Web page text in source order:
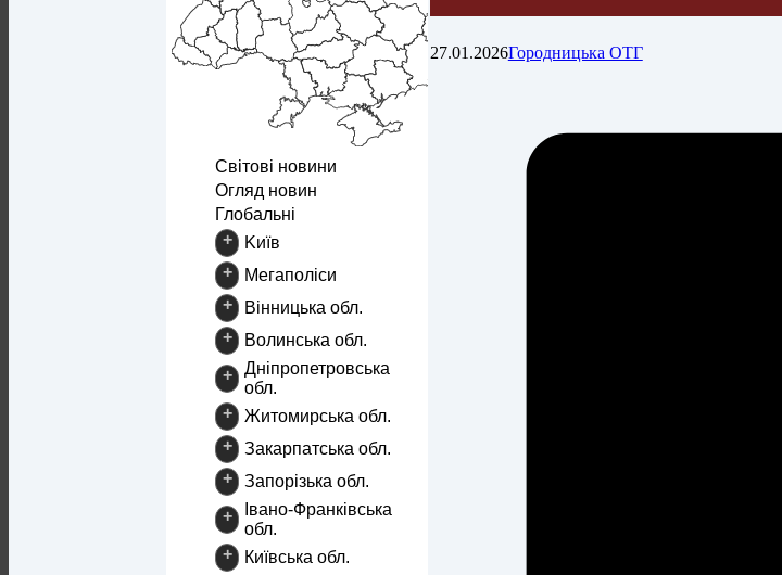
Світові новини
Огляд новин
Глобальні
+
Kиїв
+
Mегаполіси
+
Вінницька обл.
+
Волинська обл.
+
Дніпропетровська
обл.
+
Житомирська обл.
+
Закарпатська обл.
+
Запорізька обл.
+
Івано-Франківська
обл.
+
Київська обл.
27.01.2026Городницька ОТГ